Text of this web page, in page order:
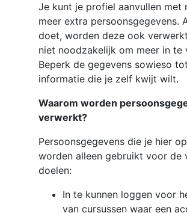
Je kunt je profiel aanvullen met
meer extra persoonsgegevens.
doet, worden deze ook
niet noodzakelijk om meer in te
Beperk de gegevens sowieso
informatie die je zelf kwijt wilt.
Waarom worden
verwerkt?
Persoonsgegevens die je hier
worden alleen gebruikt voor de
doelen:
In te kunnen loggen voor
van cursussen waar een